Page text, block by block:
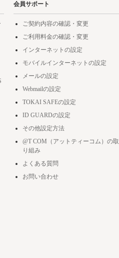
会員サポート
ご契約内容の確認・変更
ご利用料金の確認・変更
インターネットの設定
モバイルインターネットの設定
メールの設定
Webmailの設定
TOKAI SAFEの設定
ID GUARDの設定
その他設定方法
@T COM（アットティーコム）の取
り組み
よくある質問
お問い合わせ